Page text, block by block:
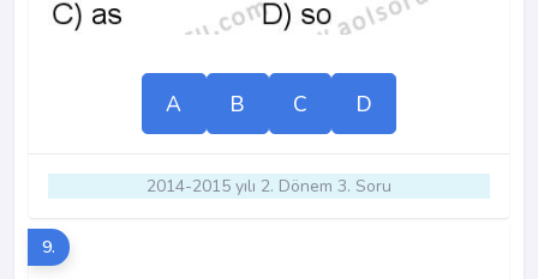
A B C D
2014-2015 yılı 2. Dönem 3. Soru
9.